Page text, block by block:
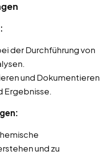
der Durchführung von
und Dokumentieren
Ergebnisse.
und zu